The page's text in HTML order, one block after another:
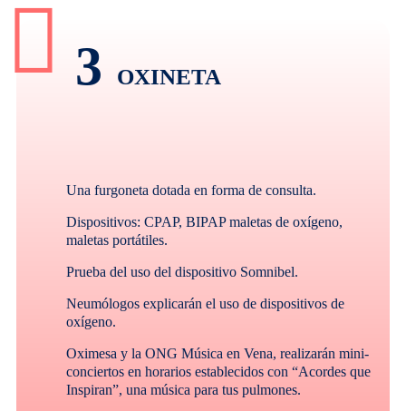
3 OXINETA
Una furgoneta dotada en forma de consulta.
Dispositivos: CPAP, BIPAP maletas de oxígeno,
maletas portátiles.
Prueba del uso del dispositivo Somnibel.
Neumólogos explicarán el uso de dispositivos de
oxígeno.
Oximesa y la ONG Música en Vena, realizarán mini-
conciertos en horarios establecidos con “Acordes que
Inspiran”, una música para tus pulmones.